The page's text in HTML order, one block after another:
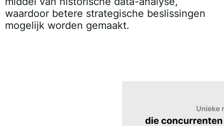
waardoor betere strategische beslissingen
mogelijk worden gemaakt.